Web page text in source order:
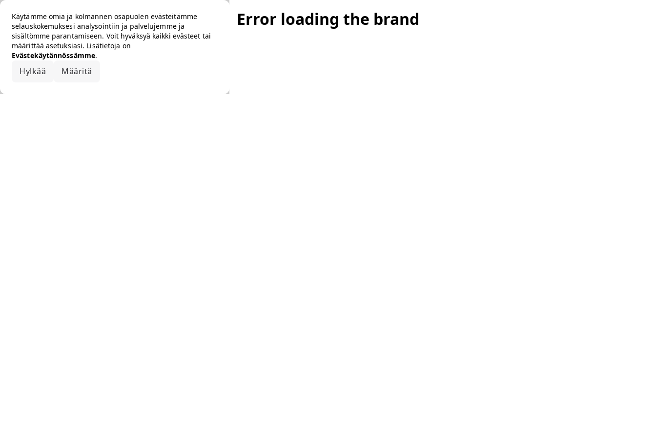
Käytämme omia ja kolmannen osapuolen evästeitämme
selauskokemuksesi analysointiin ja palvelujemme ja
sisältömme parantamiseen. Voit hyväksyä kaikki evästeet tai
määrittää asetuksiasi. Lisätietoja on
Evästekäytännössämme.
Hylkää Määritä
Error loading the brand